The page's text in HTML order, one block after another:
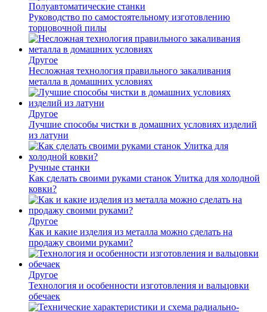
Полуавтоматические станки
Руководство по самостоятельному изготовлению
торцовочной пилы
Другое
Несложная технология правильного закаливания
металла в домашних условиях
Другое
Лучшие способы чистки в домашних условиях изделий
из латуни
Ручные станки
Как сделать своими руками станок Улитка для холодной
ковки?
Другое
Как и какие изделия из металла можно сделать на
продажу своими руками?
Другое
Технология и особенности изготовления и вальцовки
обечаек